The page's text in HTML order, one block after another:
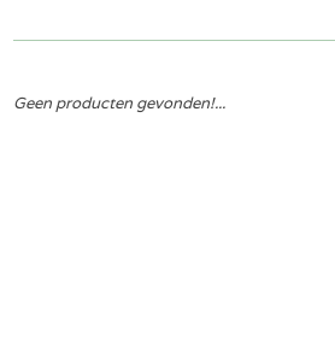
Geen producten gevonden!...